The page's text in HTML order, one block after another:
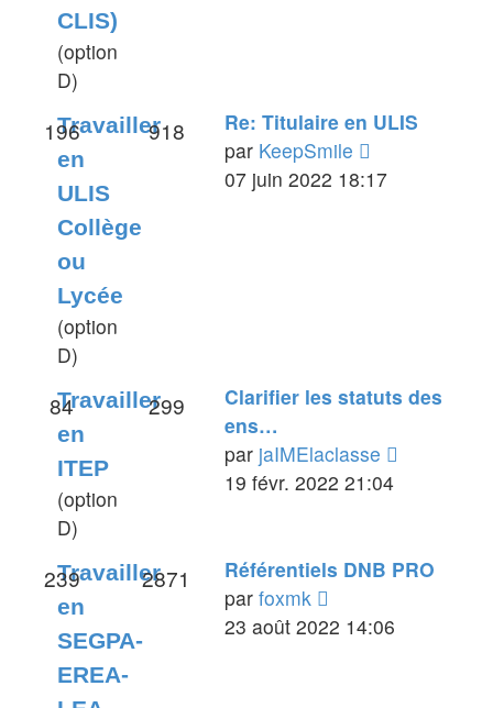
CLIS)
(option
D)
Travailler
en
ULIS
Collège
ou
Lycée
(option
D)
196 918
Re: Titulaire en ULIS
par KeepSmile
le
07 juin 2022 18:17
Travailler
en
ITEP
(option
D)
84 299
Clarifier les statuts des
ens…
par jaIMElaclasse
19 févr. 2022 21:04
Travailler
en
SEGPA-
EREA-
239 2871
Référentiels DNB PRO
par foxmk
le
23 août 2022 14:06